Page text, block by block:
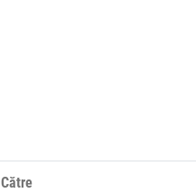
Către